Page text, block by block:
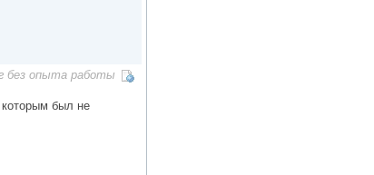
без опыта работы
был не